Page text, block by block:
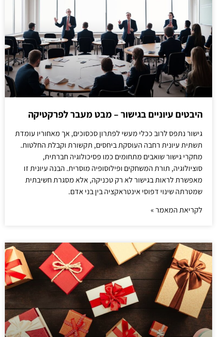
היבטים עיוניים בגישור – מבט מעבר לפרקטיקה
גישור נתפס לרוב ככלי מעשי לפתרון סכסוכים, אך מאחוריו עומדת
תשתית עיונית רחבה העוסקת ביחסים, תקשורת וקבלת החלטות.
מחקרי גישור שואבים מתחומים כמו פסיכולוגיה חברתית,
סוציולוגיה, תורת המשחקים ופילוסופיה מוסרית. הבנה עיונית זו
מאפשרת לראות בגישור לא רק טכניקה, אלא מסגרת חשיבתית
שמטרתה שינוי דפוסי אינטראקציה בין בני אדם.
לקריאת המאמר »